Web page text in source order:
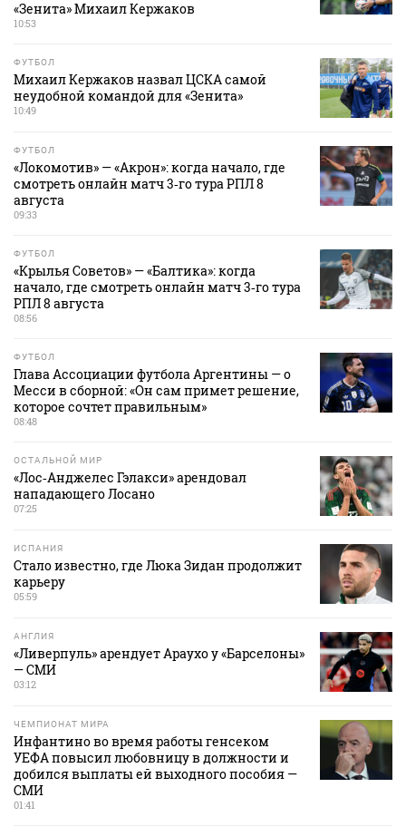
«Зенита» Михаил Кержаков
10:53
ФУТБОЛ
Михаил Кержаков назвал ЦСКА самой
неудобной командой для «Зенита»
10:49
ФУТБОЛ
«Локомотив» — «Акрон»: когда начало, где
смотреть онлайн матч 3‑го тура РПЛ 8
августа
09:33
ФУТБОЛ
«Крылья Советов» — «Балтика»: когда
начало, где смотреть онлайн матч 3‑го тура
РПЛ 8 августа
08:56
ФУТБОЛ
Глава Ассоциации футбола Аргентины — о
Месси в сборной: «Он сам примет решение,
которое сочтет правильным»
08:48
ОСТАЛЬНОЙ МИР
«Лос‑Анджелес Гэлакси» арендовал
нападающего Лосано
07:25
ИСПАНИЯ
Стало известно, где Люка Зидан продолжит
карьеру
05:59
АНГЛИЯ
«Ливерпуль» арендует Араухо у «Барселоны»
— СМИ
03:12
ЧЕМПИОНАТ МИРА
Инфантино во время работы генсеком
УЕФА повысил любовницу в должности и
добился выплаты ей выходного пособия —
СМИ
01:41